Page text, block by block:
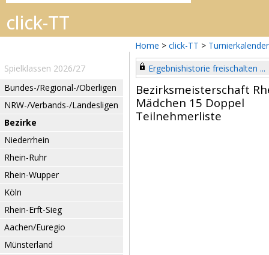
Home > click-TT > Turnierkalender
Spielklassen 2026/27
Bundes-/Regional-/Oberligen
NRW-/Verbands-/Landesligen
Bezirke
Niederrhein
Rhein-Ruhr
Rhein-Wupper
Köln
Rhein-Erft-Sieg
Aachen/Euregio
Münsterland
Ergebnishistorie freischalten ...
Bezirksmeisterschaft
Mädchen 15 Doppel
Teilnehmerliste